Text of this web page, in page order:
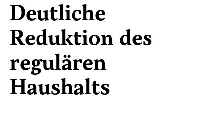
Deutliche
Reduktion des
regulären
Haushalts